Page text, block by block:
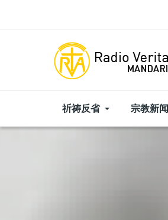
祈祷反省 宗教新闻